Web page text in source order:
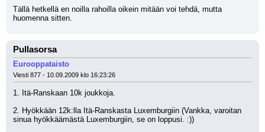
Tällä hetkellä en noilla rahoilla oikein mitään voi tehdä, mutta
huomenna sitten.
Pullasorsa
Eurooppataisto
Viesti 877 - 10.09.2009 klo 16:23:26
1. Itä-Ranskaan 10k joukkoja.
2. Hyökkään 12k:lla Itä-Ranskasta Luxemburgiin (Vankka, varoitan
sinua hyökkäämästä Luxemburgiin, se on loppusi. :))